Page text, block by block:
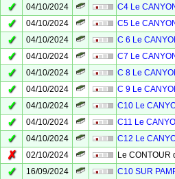
✓ 04/10/2024
C4 Le
✓ 04/10/2024
C5 Le
✓ 04/10/2024
C 6 Le
✓ 04/10/2024
C7 Le
✓ 04/10/2024
C 8 Le
✓ 04/10/2024
C 9 Le
✓ 04/10/2024
C10 Le
✓ 04/10/2024
C11 Le
✓ 04/10/2024
C12 Le
✗ 02/10/2024
Le CONTOUR
✓ 16/09/2024
C10 SUR